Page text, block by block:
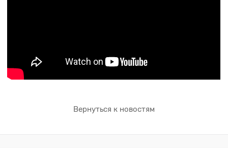
Вернуться к новостям